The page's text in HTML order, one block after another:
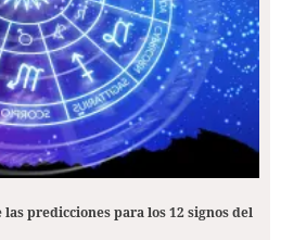
predicciones para los 12 signos del